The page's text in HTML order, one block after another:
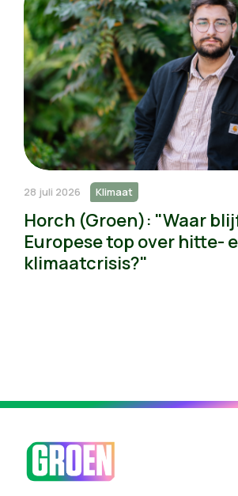
28 juli 2026 Klimaat
Horch (Groen): "Waar
Europese top over hitte-
klimaatcrisis?"